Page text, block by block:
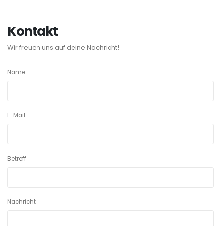
Kontakt
Wir freuen uns auf deine Nachricht!
Name
E-Mail
Betreff
Nachricht